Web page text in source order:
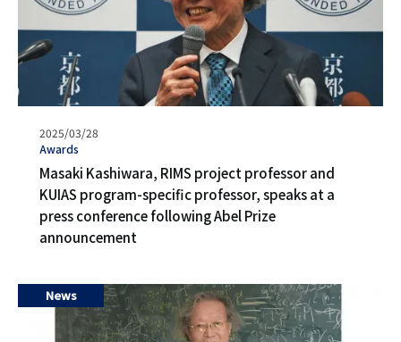
발
행
일
2025/03/28
タ
グ
Awards
Masaki Kashiwara, RIMS project professor and
KUIAS program-specific professor, speaks at a
press conference following Abel Prize
announcement
News